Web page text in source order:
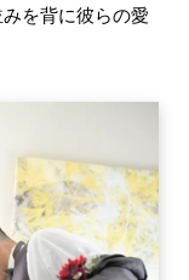
を背に彼らの愛